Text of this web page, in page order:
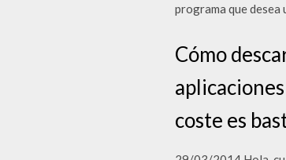
programa que desea
Cómo
coste es